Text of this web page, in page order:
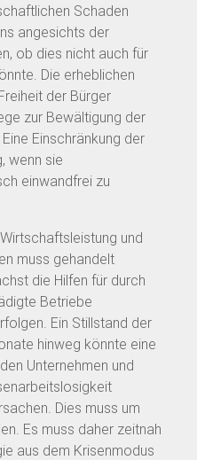
Schaden
angesichts der
ob dies nicht auch für
Die erheblichen
der Bürger
zur Bewältigung der
Einschränkung der
wenn sie
einwandfrei zu
und
muss gehandelt
die Hilfen für durch
Betriebe
Ein Stillstand der
hinweg könnte eine
Unternehmen und
Dies muss um
Es muss daher zeitnah
aus dem Krisenmodus